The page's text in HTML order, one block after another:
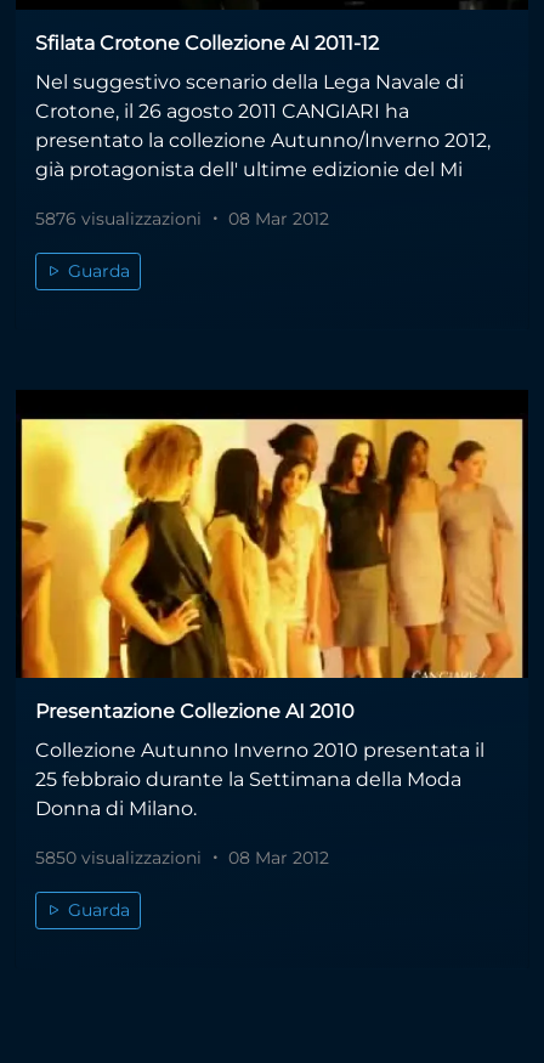
Sfilata Crotone Collezione AI 2011-12
Nel suggestivo scenario della Lega Navale di
Crotone, il 26 agosto 2011 CANGIARI ha
presentato la collezione Autunno/Inverno 2012,
già protagonista dell' ultime edizionie del Mi
5876 visualizzazioni 08 Mar 2012
Guarda
Presentazione Collezione AI 2010
Collezione Autunno Inverno 2010 presentata il
25 febbraio durante la Settimana della Moda
Donna di Milano.
5850 visualizzazioni 08 Mar 2012
Guarda